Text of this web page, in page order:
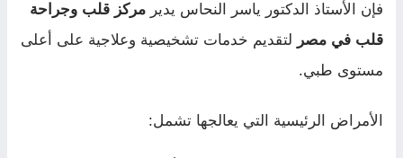
فإن الأستاذ الدكتور ياسر النحاس يديرمركز قلب وجراحة
قلب في مصر لتقديم خدمات تشخيصية وعلاجية على أعلى
مستوى طبي.
الأمراض الرئيسية التي يعالجها تشمل: